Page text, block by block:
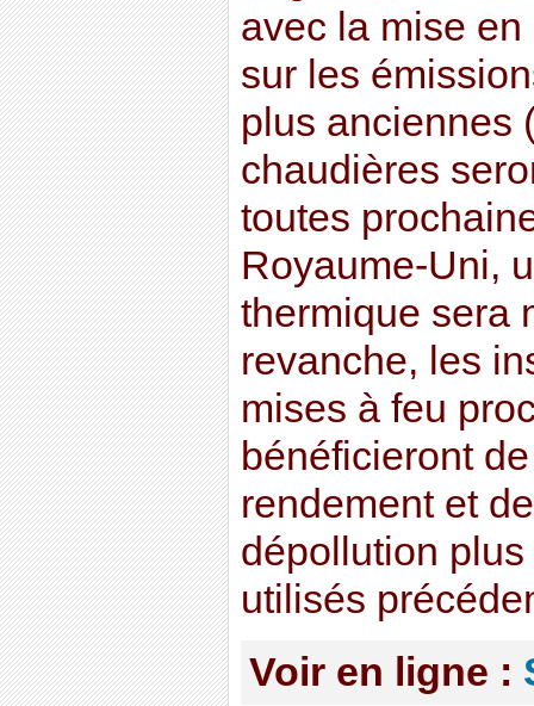
avec la mise
sur les
plus anciennes
chaudières
toutes
Royaume-Uni,
thermique sera
revanche, les
mises à feu
bénéficieront
rendement et
dépollution
utilisés
Voir en ligne :